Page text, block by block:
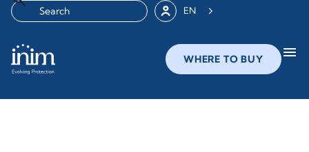
EN
WHERE TO BUY menu